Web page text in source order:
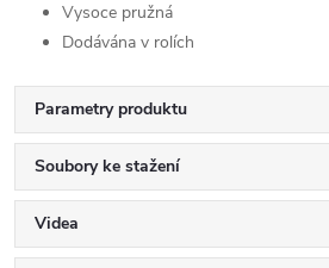
Vysoce pružná
Dodávána v rolích
Parametry produktu
Soubory ke stažení
Videa